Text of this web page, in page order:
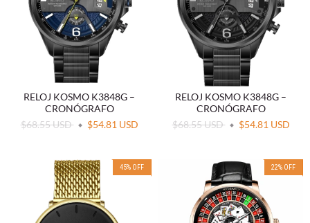
RELOJ KOSMO K3848G –
CRONÓGRAFO
$68.55 USD
$54.81 USD
RELOJ KOSMO K3848G –
CRONÓGRAFO
$68.55 USD
$54.81 USD
45% OFF 22% OFF